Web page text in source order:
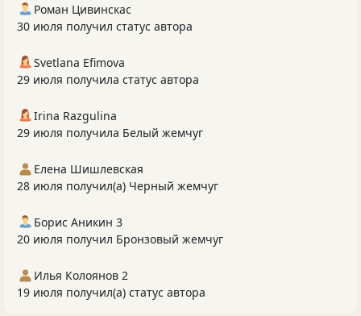
Роман Цивинскас
30 июля получил статус автора
Svetlana Efimova
29 июля получила статус автора
Irina Razgulina
29 июля получила Белый жемчуг
Елена Шишлевская
28 июля получил(а) Черный жемчуг
Борис Аникин 3
20 июля получил Бронзовый жемчуг
Илья Колоянов 2
19 июля получил(а) статус автора